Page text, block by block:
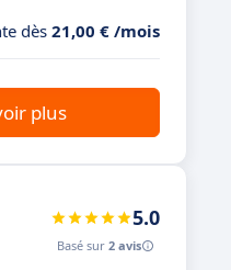
dès 21,00 € /mois
plus
5.0
Basé sur 2 avis